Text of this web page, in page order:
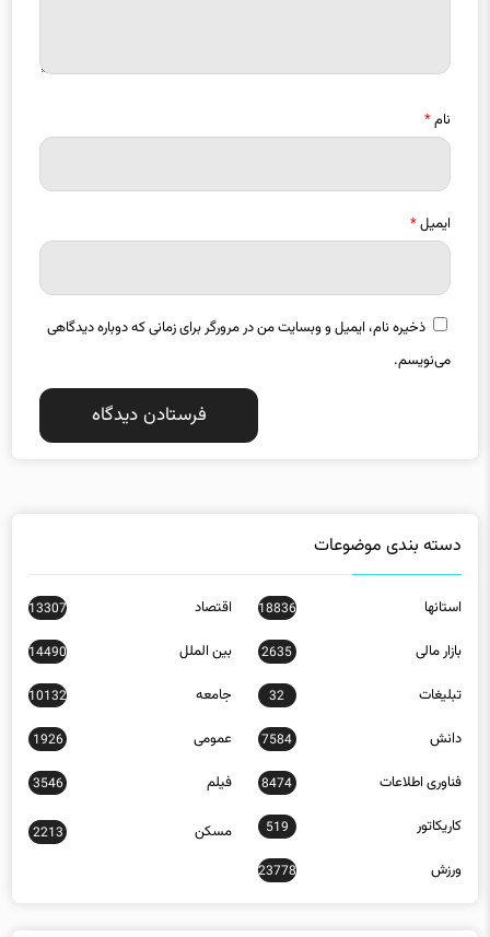
نام*
ایمیل*
ذخیره نام، ایمیل و وبسایت من در مرورگر برای زمانی که دوباره دیدگاهی
می‌نویسم.
دسته بندی موضوعات
استانها 18836 اقتصاد 13307
بازار مالی 2635 بین الملل 14490
تبلیغات 32 جامعه 10132
دانش 7584 عمومی 1926
فناوری اطلاعات 8474 فیلم 3546
کاریکاتور 519 مسکن 2213
ورزش 23778